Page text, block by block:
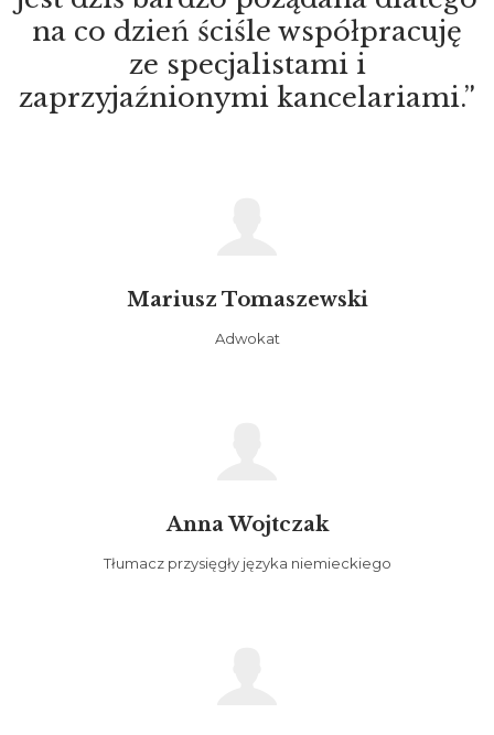
na co dzień ściśle współpracuję
ze specjalistami i
zaprzyjaźnionymi kancelariami.”
Mariusz Tomaszewski
Adwokat
Anna Wojtczak
Tłumacz przysięgły języka niemieckiego